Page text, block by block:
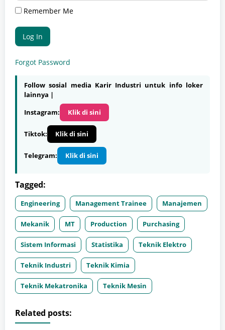
Remember Me
Forgot Password
Follow sosial media Karir Industri untuk info loker
lainnya |
Instagram:
Klik di sini
Tiktok: Klik di sini
Telegram: Klik di sini
Tagged:
Engineering Management Trainee Manajemen
Mekanik MT Production Purchasing
Sistem Informasi Statistika Teknik Elektro
Teknik Industri Teknik Kimia
Teknik Mekatronika Teknik Mesin
Related posts: